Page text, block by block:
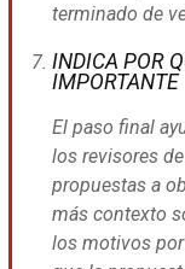
terminado de
INDICA POR
IMPORTANTE
El paso final
los revisores
propuestas a
más contexto
los motivos